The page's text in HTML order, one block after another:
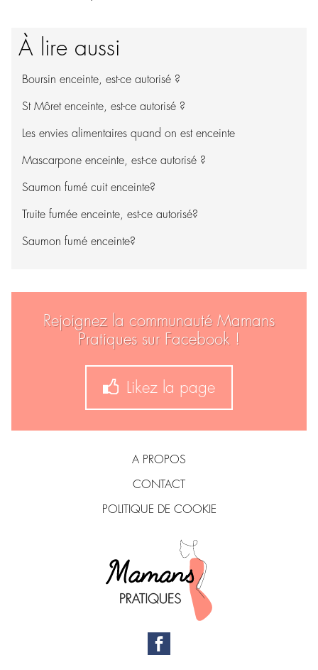
À lire aussi
Boursin enceinte, est-ce autorisé ?
St Môret enceinte, est-ce autorisé ?
Les envies alimentaires quand on est enceinte
Mascarpone enceinte, est-ce autorisé ?
Saumon fumé cuit enceinte?
Truite fumée enceinte, est-ce autorisé?
Saumon fumé enceinte?
Rejoignez la communauté Mamans
Pratiques sur Facebook !
Likez la page
A PROPOS
CONTACT
POLITIQUE DE COOKIE